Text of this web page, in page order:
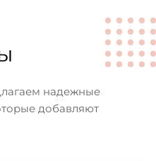
надежные
добавляют